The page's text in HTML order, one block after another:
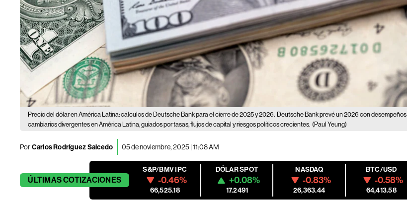
Precio del dólar en América Latina: cálculos de Deutsche Bank para el cierre de 2025 y 2026. Deutsche Bank prevé un 2026 con desempeños
cambiarios divergentes en América Latina, guiados por tasas, flujos de capital y riesgos políticos crecientes. (Paul Yeung)
PorCarlos Rodríguez Salcedo 05 de noviembre, 2025 | 11:08 AM
ÚLTIMASCOTIZACIONES
S&P/BMV IPC
-0.46%
66,525.18
DÓLAR SPOT
+0.08%
17.2491
NASDAQ
-0.83%
26,363.44
BTC/USD
-0.58%
64,413.58